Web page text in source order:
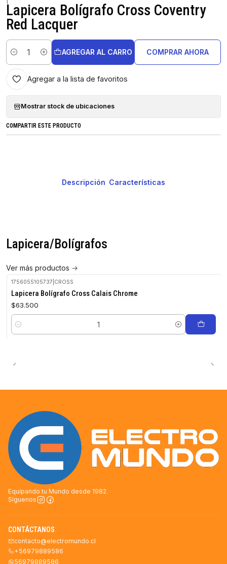
Lapicera Bolígrafo Cross Coventry
Red Lacquer
Cantidad
AGREGAR AL CARRO COMPRAR AHORA
Agregar a la lista de favoritos
Mostrar stock de ubicaciones
COMPARTIR ESTE PRODUCTO
Descripción Características
Lapicera/Bolígrafos
Ver más productos
1756055105737 CROSS
Lapicera Bolígrafo Cross Calais Chrome
$63.500
Cantidad
Equipando tu Mundo desde 1982.
Síguenos
CONTÁCTANOS
contacto@electromundo.cl
+56979889586
56979889586